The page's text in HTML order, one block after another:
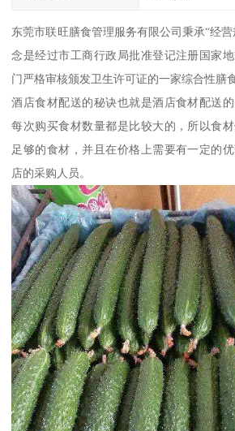
东莞市联旺膳食管理服务有限公司秉承“经
念是经过市工商行政局批准登记注册国家
门严格审核颁发卫生许可证的一家综合性膳
酒店食材配送的秘诀也就是酒店食材配送
每次购买食材数量都是比较大的，所以食
足够的食材，并且在价格上需要有一定的
店的采购人员。